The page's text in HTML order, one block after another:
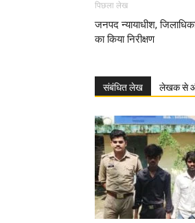
पिछला लेख
जनपद न्यायाधीश,
का किया निरीक्षण
संबंधित लेख लेखक से